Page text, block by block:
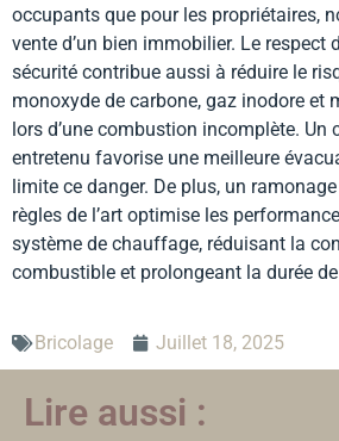
occupants que pour les propriétaires,
vente d’un bien immobilier. Le respect
sécurité contribue aussi à réduire le
monoxyde de carbone, gaz inodore et
lors d’une combustion incomplète. Un
entretenu favorise une meilleure
limite ce danger. De plus, un
règles de l’art optimise les
système de chauffage, réduisant la
combustible et prolongeant la durée
Bricolage Juillet 18, 2025
Lire aussi :